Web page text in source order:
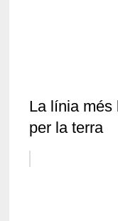
La línia més
per la terra